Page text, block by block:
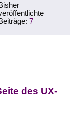
7
des UX-